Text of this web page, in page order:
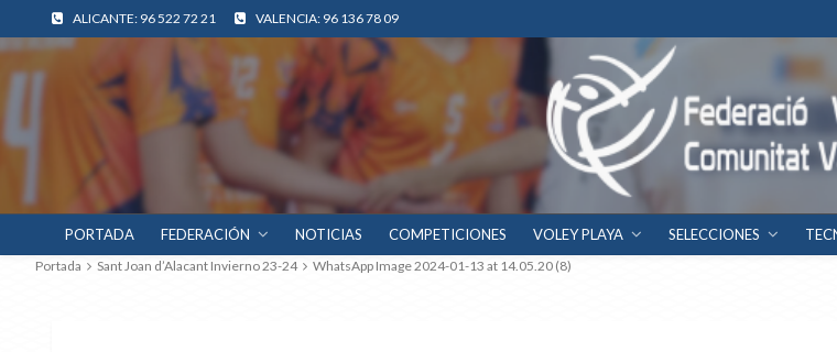
ALICANTE: 96 522 72 21 VALENCIA: 96 136 78 09
PORTADA FEDERACIÓN NOTICIAS COMPETICIONES VOLEY PLAYA SELECCIONES
Portada Sant Joan d’Alacant Invierno 23-24 WhatsApp Image 2024-01-13 at 14.05.20 (8)